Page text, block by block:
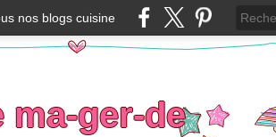
nos blogs cuisine
ma-ger-de